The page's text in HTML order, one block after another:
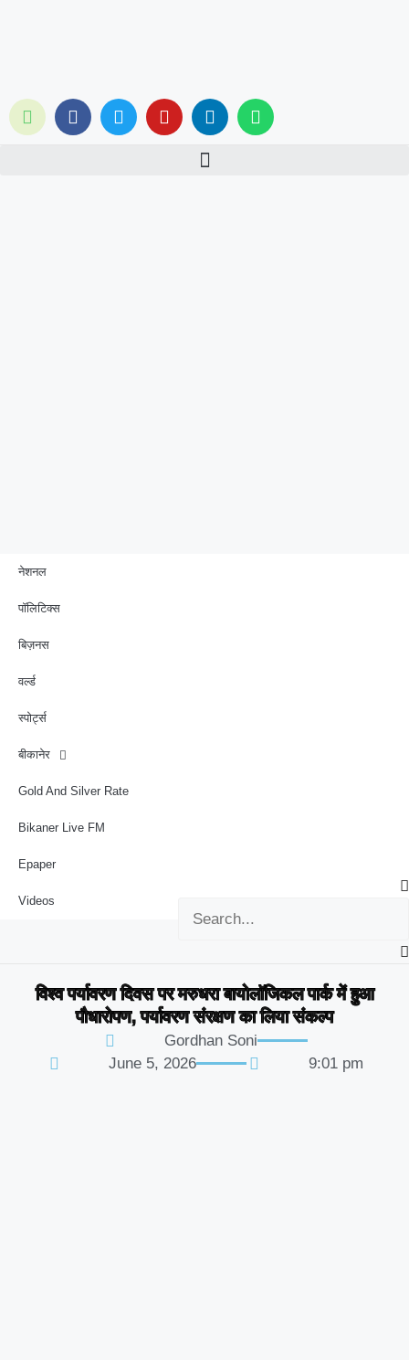
नेशनल
पॉलिटिक्स
बिज़नस
वर्ल्ड
स्पोर्ट्स
बीकानेर
Gold And Silver Rate
Bikaner Live FM
Epaper
Videos
विश्व पर्यावरण दिवस पर मरुधरा बायोलॉजिकल पार्क में हुआ
पौधारोपण, पर्यावरण संरक्षण का लिया संकल्प
Gordhan Soni
June 5, 2026
9:01 pm